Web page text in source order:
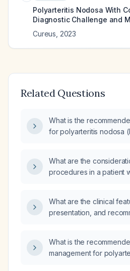
Polyarteritis Nodosa With
Diagnostic Challenge and
Cureus 2023
Related Questions
What is the
for polyarteritis nodosa
What are the
procedures in a patient
What are the clinical
presentation, and
What is the
management for